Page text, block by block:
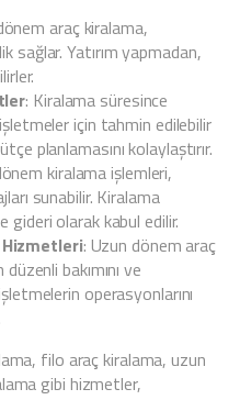
araç kiralama,
sağlar. Yatırım yapmadan,
: Kiralama süresince
için tahmin edilebilir
planlamasını kolaylaştırır.
kiralama işlemleri,
sunabilir. Kiralama
gideri olarak kabul edilir.
: Uzun dönem araç
bakımını ve
operasyonlarını
filo araç kiralama, uzun
gibi hizmetler,